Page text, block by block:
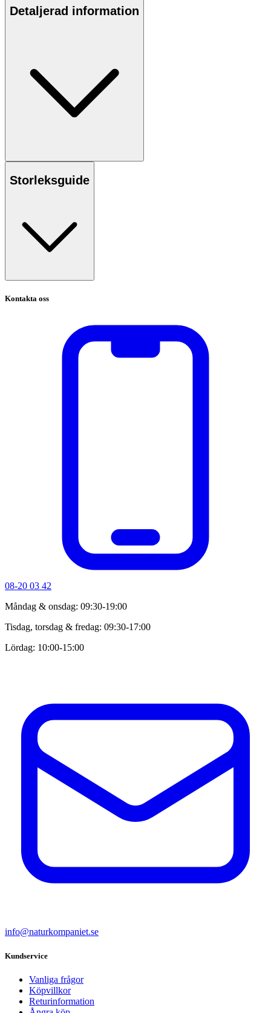
Detaljerad information
Storleksguide
Kontakta oss
08-20 03 42
Måndag & onsdag: 09:30-19:00
Tisdag, torsdag & fredag: 09:30-17:00
Lördag: 10:00-15:00
info@naturkompaniet.se
Kundservice
Vanliga frågor
Köpvillkor
Returinformation